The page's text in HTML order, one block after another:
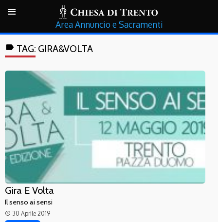
Annuncio e Sacramenti
label TAG: GIRA&VOLTA
Gira E Volta
Il senso ai sensi
access_time 30 Aprile 2019